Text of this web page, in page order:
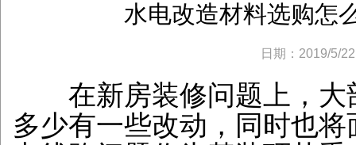
水电改造材料选购怎
日期：2019/5/
在新房装修问题上，大
多少有一些改动，同时也